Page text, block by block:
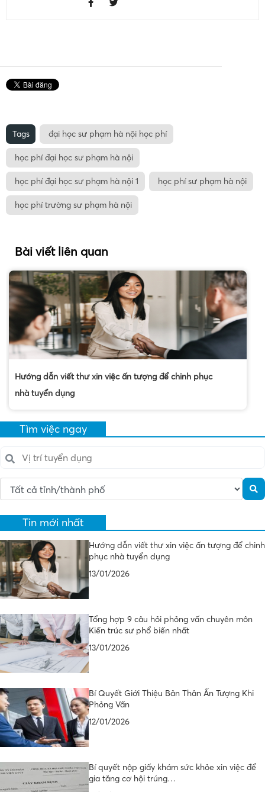
kiếm công việc phù hợp, thu nhập hấp dẫn
Tags đại học sư phạm hà nội học phí
học phí đại học sư phạm hà nội 1
học phí trường sư phạm hà nội
Bài viết liên quan
Hướng dẫn viết thư xin việc ấn tượng để chinh phục
Tin mới nhất
Hướng dẫn viết thư xin việc ấn tượng để chinh
phục nhà tuyển dụng
13/01/2026
Tổng hợp 9 câu hỏi phỏng vấn chuyên môn
Kiến trúc sư phổ biến nhất
13/01/2026
Bí Quyết Giới Thiệu Bản Thân Ấn Tượng Khi
Phỏng Vấn